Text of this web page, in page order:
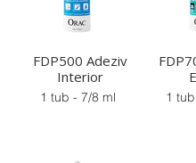
FDP500 Adeziv
Interior
1 tub - 7/8 ml 1